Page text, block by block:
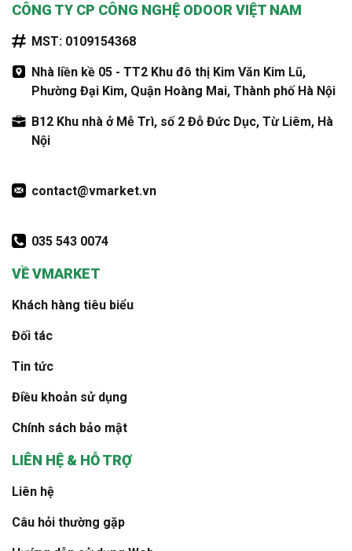
CÔNG TY CP CÔNG NGHỆ ODOOR VIỆT NAM
MST: 0109154368
Nhà liền kề 05 - TT2 Khu đô thị Kim Văn Kim Lũ,
Phường Đại Kim, Quận Hoàng Mai, Thành phố Hà Nội
B12 Khu nhà ở Mễ Trì, số 2 Đỗ Đức Dục, Từ Liêm, Hà
Nội
contact@vmarket.vn
035 543 0074
VỀ VMARKET
Khách hàng tiêu biểu
Đối tác
Tin tức
Điều khoản sử dụng
Chính sách bảo mật
LIÊN HỆ & HỖ TRỢ
Liên hệ
Câu hỏi thường gặp